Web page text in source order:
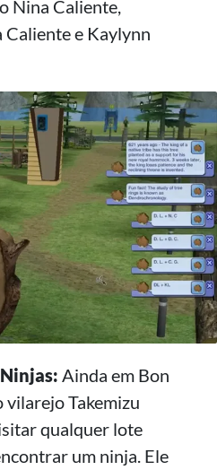
Nina Caliente,
Caliente e Kaylynn
Ainda em Bon
vilarejo Takemizu
qualquer lote
um ninja. Ele